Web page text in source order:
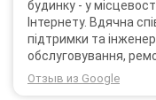
будинку - у
Інтернету. Вдячна
підтримки та інженерам за
обслуговування,
Через 3 роки після
тоді рішення придбати
Отзыв из Google